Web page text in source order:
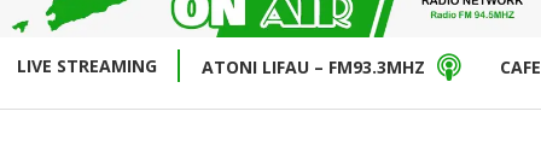
LIVE STREAMING ATONI LIFAU – FM93.3MHZ